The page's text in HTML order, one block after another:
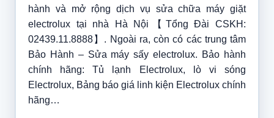
hành và mở rộng dịch vụ sửa chữa máy giặt
electrolux tại nhà Hà Nội【Tổng Đài CSKH:
02439.11.8888】. Ngoài ra, còn có các trung tâm
Bảo Hành – Sửa máy sấy electrolux. Bảo hành
chính hãng: Tủ lạnh Electrolux, lò vi sóng
Electrolux, Bảng báo giá linh kiện Electrolux chính
hãng…